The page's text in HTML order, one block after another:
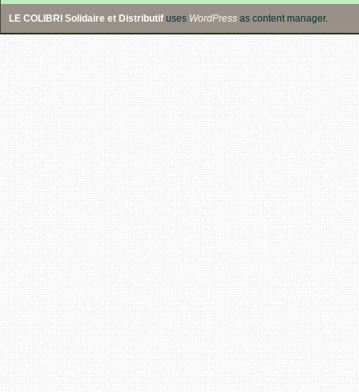
LE COLIBRI Solidaire et Distributif uses WordPress as content manager.